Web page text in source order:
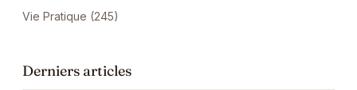
Vie Pratique (245)
Derniers articles